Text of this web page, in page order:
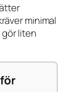
minimal
liten